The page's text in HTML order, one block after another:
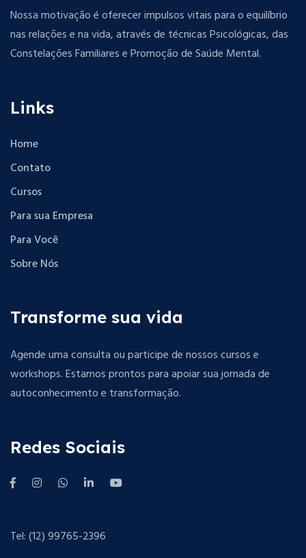
Nossa motivação é oferecer impulsos vitais para o equilíbrio
nas relações e na vida, através de técnicas Psicológicas, das
Constelações Familiares e Promoção de Saúde Mental.
Links
Home
Contato
Cursos
Para sua Empresa
Para Você
Sobre Nós
Transforme sua vida
Agende uma consulta ou participe de nossos cursos e
workshops. Estamos prontos para apoiar sua jornada de
autoconhecimento e transformação.
Redes Sociais
Tel: (12) 99765-2396